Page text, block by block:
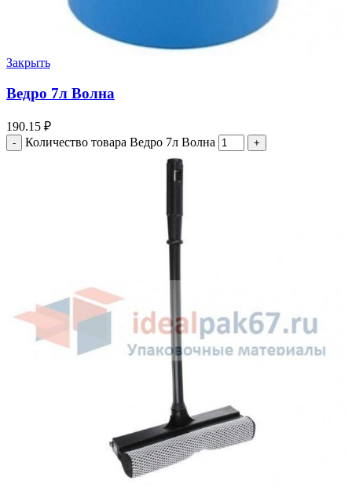
Закрыть
Ведро 7л Волна
190.15 ₽
Количество товара Ведро 7л Волна